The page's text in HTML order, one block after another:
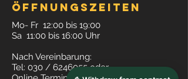
Öffnungszeiten
Mo- Fr 12:00 bis 19:00
Sa 11:00 bis 16:00 Uhr
Nach Vereinbarung:
Tel: 030 / 6246055oder